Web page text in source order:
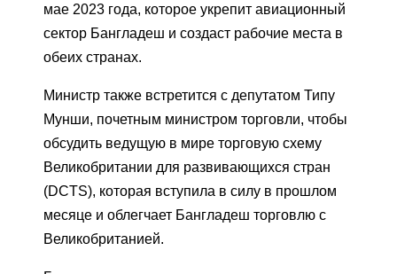
мае 2023 года, которое укрепит авиационный
сектор Бангладеш и создаст рабочие места в
обеих странах.
Министр также встретится с депутатом Типу
Мунши, почетным министром торговли, чтобы
обсудить ведущую в мире торговую схему
Великобритании для развивающихся стран
(DCTS), которая вступила в силу в прошлом
месяце и облегчает Бангладеш торговлю с
Великобританией.